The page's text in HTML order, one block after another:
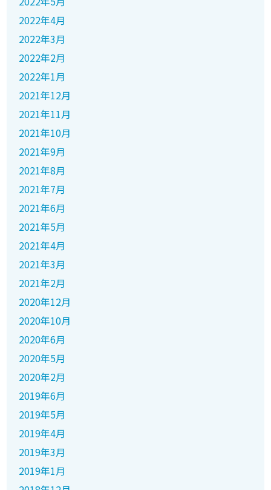
2022年4月
2022年3月
2022年2月
2022年1月
2021年12月
2021年11月
2021年10月
2021年9月
2021年8月
2021年7月
2021年6月
2021年5月
2021年4月
2021年3月
2021年2月
2020年12月
2020年10月
2020年6月
2020年5月
2020年2月
2019年6月
2019年5月
2019年4月
2019年3月
2019年1月